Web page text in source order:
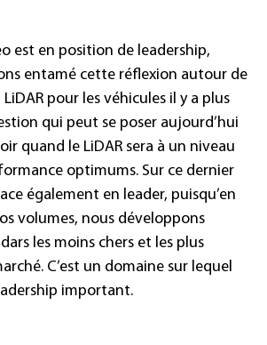
est en position de leadership,
entamé cette réflexion autour de
pour les véhicules il y a plus
qui peut se poser aujourd’hui
quand le LiDAR sera à un niveau
optimums. Sur ce dernier
également en leader, puisqu’en
volumes, nous développons
les moins chers et les plus
C’est un domaine sur lequel
important.